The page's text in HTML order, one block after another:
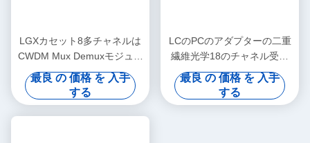
LGXカセット8多チャネルは
CWDM Mux Demuxモジュー
ルのプラグを差し込みます
最良 の 価格 を 入手
する
LCのPCのアダプターの二重
繊維光学18のチャネル受動
CWDM
最良 の 価格 を 入手
する